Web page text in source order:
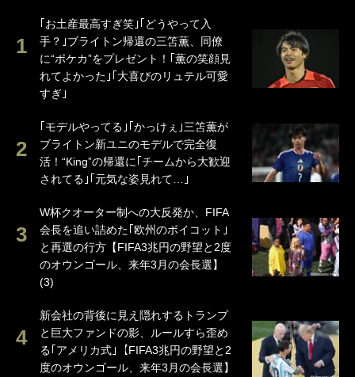
｢お土産最高すぎ笑｣｢どうやって入
手？｣ブライトン帰還の三笘薫、同僚
に“ポケカ”をプレゼント！｢薫の笑顔見
れてよかった｣｢大喜びのリュテル可愛
すぎ｣
｢モデルやってる｣｢かっけぇ｣三笘薫が
ブライトン新ユニのモデルで完全復
活！“King”の帰還に｢チームから大歓迎
されてる｣｢元気な姿見れて…｣
W杯クオーター制への大反発か、FIFA
会長を追い詰めた｢欧州のボイコット｣
と再選の行方【FIFA3兆円の野望と2度
のオウンゴール、来年3月の会長選】
(3)
新会社の背後に見え隠れするトランプ
と巨大ファンドの影、ルールすら歪め
る｢アメリカ式｣【FIFA3兆円の野望と2
度のオウンゴール、来年3月の会長選】